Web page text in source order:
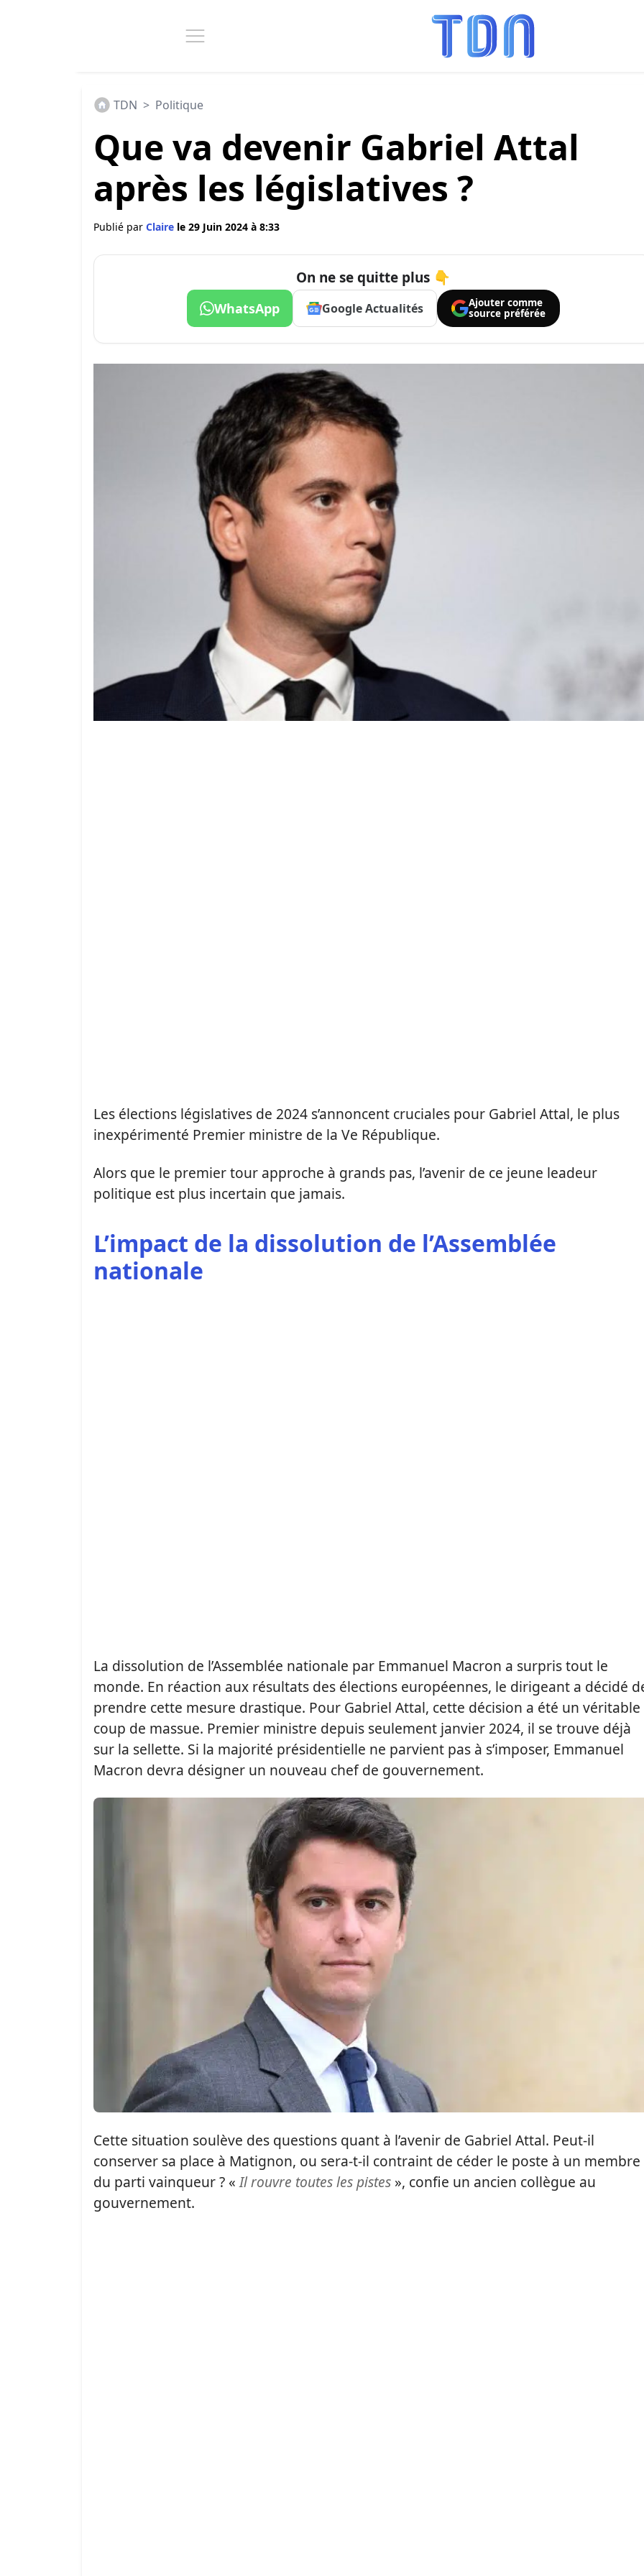
TDN > Politique
Que va devenir Gabriel Attal
après les législatives ?
Publié par Claire le 29 Juin 2024 à 8:33
On ne se quitte plus 👇
WhatsApp Google Actualités
Ajouter comme
source préférée
Les élections législatives de 2024 s’annoncent cruciales pour Gabriel Attal, le plus
inexpérimenté Premier ministre de la Ve République.
Alors que le premier tour approche à grands pas, l’avenir de ce jeune leadeur
politique est plus incertain que jamais.
L’impact de la dissolution de l’Assemblée
nationale
La dissolution de l’Assemblée nationale par Emmanuel Macron a surpris tout le
monde. En réaction aux résultats des élections européennes, le dirigeant a décidé
prendre cette mesure drastique. Pour Gabriel Attal, cette décision a été un véritable
coup de massue. Premier ministre depuis seulement janvier 2024, il se trouve déjà
sur la sellette. Si la majorité présidentielle ne parvient pas à s’imposer, Emmanuel
Macron devra désigner un nouveau chef de gouvernement.
Cette situation soulève des questions quant à l’avenir de Gabriel Attal. Peut-il
conserver sa place à Matignon, ou sera-t-il contraint de céder le poste à un membre
du parti vainqueur ? «Il rouvre toutes les pistes », confie un ancien collègue au
gouvernement.